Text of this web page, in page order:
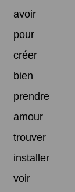
avoir
pour
créer
bien
prendre
amour
trouver
installer
voir